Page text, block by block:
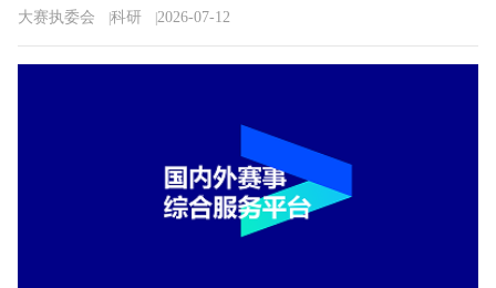
大赛执委会 科研 2026-07-12